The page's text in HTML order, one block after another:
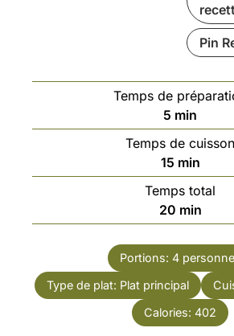
Pin
Temps de
5 minutes
min
Temps de cuisson
15minutes
min
Temps total
20minutes
min
Portions: 4
Type de plat: Plat principal
Calories: 402